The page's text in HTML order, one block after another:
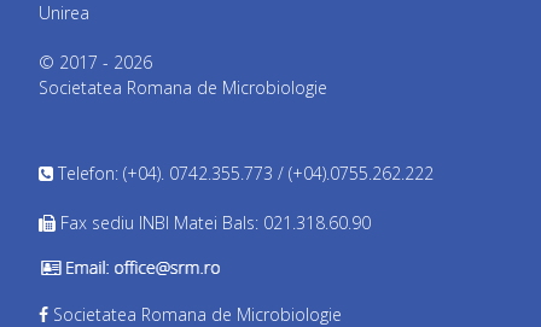
Unirea
© 2017 - 2026
Societatea Romana de Microbiologie
Telefon: (+04). 0742.355.773 / (+04).0755.262.222
Fax sediu INBI Matei Bals: 021.318.60.90
Societatea Romana de Microbiologie